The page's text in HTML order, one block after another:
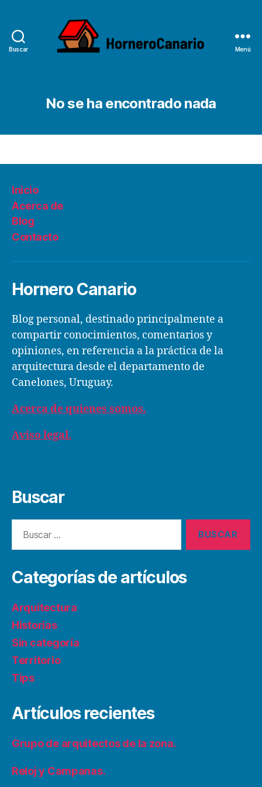
Buscar Menú
No se ha encontrado nada
Inicio
Acerca de
Blog
Contacto
Hornero Canario
Blog personal, destinado principalmente a
compartir conocimientos, comentarios y
opiniones, en referencia a la práctica de la
arquitectura desde el departamento de
Canelones, Uruguay.
Acerca de quienes somos.
Aviso legal.
Buscar
Categorías de artículos
Arquitectura
Historias
Sin categoría
Territorio
Tips
Artículos recientes
Grupo de arquitectos de la zona.
Reloj y Campanas.